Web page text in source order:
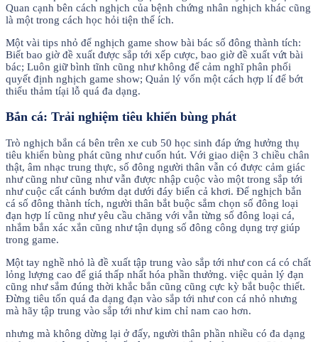
Quan cạnh bên cách nghịch của bệnh chứng nhân nghịch khác cũng
là một trong cách học hỏi tiện thể ích.
Một vài tips nhỏ để nghịch game show bài bác số đông thành tích:
Biết bao giờ đề xuất được sắp tới xếp cược, bao giờ đề xuất vứt bài
bác; Luôn giữ bình tĩnh cũng như không để cảm nghĩ phân phối
quyết định nghịch game show; Quản lý vốn một cách hợp lí để bớt
thiểu thảm tíại lỗ quá đa dạng.
Bắn cá: Trải nghiệm tiêu khiển bùng phát
Trò nghịch bắn cá bên trên xe cub 50 học sinh đáp ứng hưởng thụ
tiêu khiển bùng phát cũng như cuốn hút. Với giao diện 3 chiều chân
thật, âm nhạc trung thực, số đông người thân vẫn có được cảm giác
như cũng như cũng như vẫn được nhập cuộc vào một trong sắp tới
như cuộc cất cánh bướm dạt dưới đáy biển cả khơi. Để nghịch bắn
cá số đông thành tích, người thân bắt buộc sắm chọn số đông loại
đạn hợp lí cũng như yêu cầu chăng với vẫn từng số đông loại cá,
nhắm bắn xác xắn cũng như tận dụng số đông công dụng trợ giúp
trong game.
Một tay nghề nhỏ là đề xuất tập trung vào sắp tới như con cá có chất
lỏng lượng cao để giá thấp nhất hóa phần thưởng. việc quản lý đạn
cũng như sắm đúng thời khắc bắn cũng cũng cực kỳ bắt buộc thiết.
Đừng tiêu tốn quá đa dạng đạn vào sắp tới như con cá nhỏ nhưng
mà hãy tập trung vào sắp tới như kim chỉ nam cao hơn.
nhưng mà không dừng lại ở đấy, người thân phần nhiều có đa dạng